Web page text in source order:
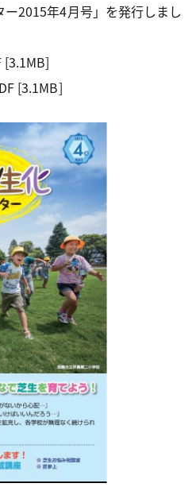
ー2015年4月号」を発行しまし
[3.1MB]
[3.1MB]